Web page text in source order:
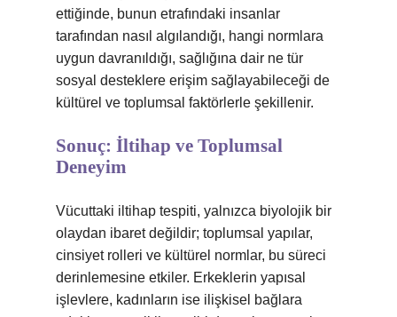
ettiğinde, bunun etrafındaki insanlar
tarafından nasıl algılandığı, hangi normlara
uygun davranıldığı, sağlığına dair ne tür
sosyal desteklere erişim sağlayabileceği de
kültürel ve toplumsal faktörlerle şekillenir.
Sonuç: İltihap ve Toplumsal
Deneyim
Vücuttaki iltihap tespiti, yalnızca biyolojik bir
olaydan ibaret değildir; toplumsal yapılar,
cinsiyet rolleri ve kültürel normlar, bu süreci
derinlemesine etkiler. Erkeklerin yapısal
işlevlere, kadınların ise ilişkisel bağlara